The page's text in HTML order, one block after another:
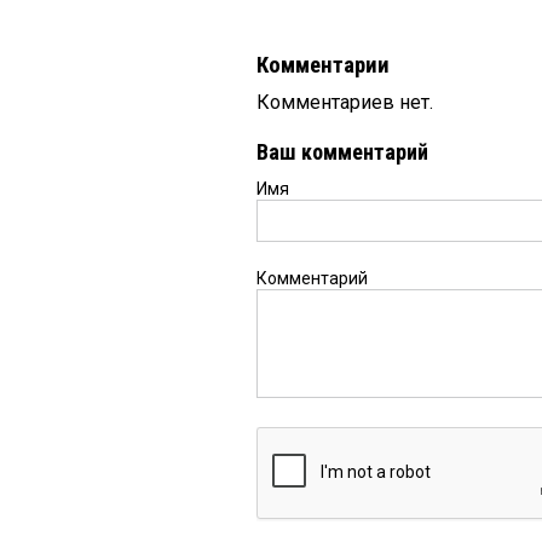
Комментарии
Комментариев нет.
Ваш комментарий
Имя
Комментарий